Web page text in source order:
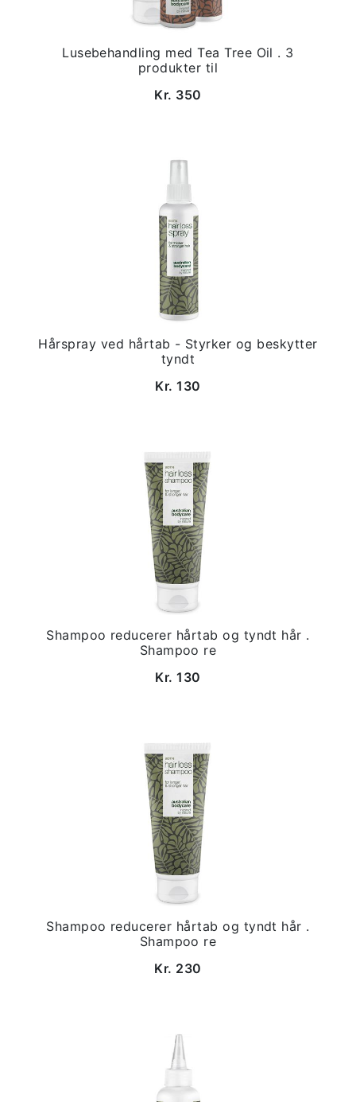
Lusebehandling med Tea Tree Oil . 3
produkter til
Kr. 350
Hårspray ved hårtab - Styrker og beskytter
tyndt
Kr. 130
Shampoo reducerer hårtab og tyndt hår .
Shampoo re
Kr. 130
Shampoo reducerer hårtab og tyndt hår .
Shampoo re
Kr. 230